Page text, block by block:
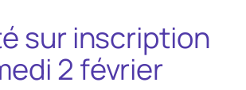
sur inscription
2 février